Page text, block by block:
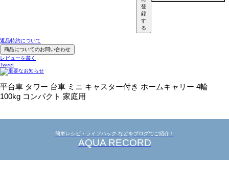
登
録
す
る
返品特約について
商品についてのお問い合わせ
レビューを書く
Tweet
平台車 タワー 台車 ミニ キャスター付き ホームキャリー 4輪
100kg コンパクト 家庭用
簡単レシピ・ライフハック などをブログでご紹介！
AQUA RECORD